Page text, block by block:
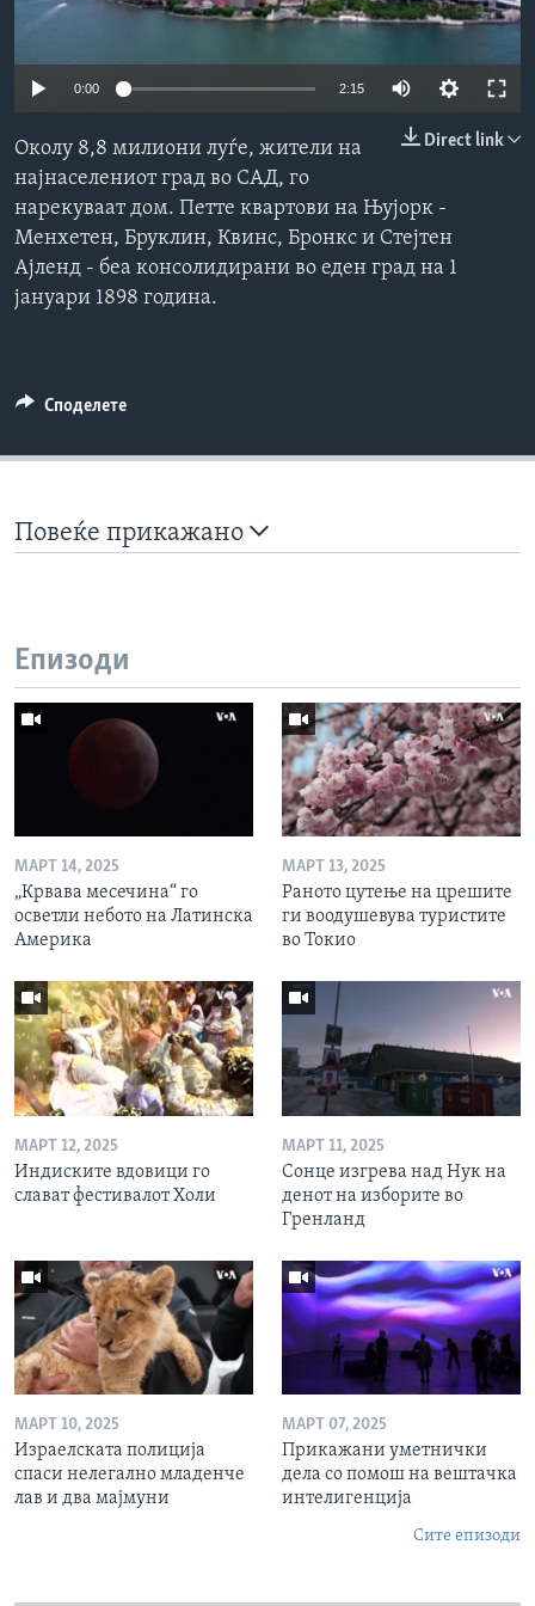
ИНТЕРВЈУА
0:00 2:15
Direct link
Околу 8,8 милиони луѓе, жители на
најнаселениот град во САД, го
нарекуваат дом. Петте квартови на Њујорк -
Менхетен, Бруклин, Квинс, Бронкс и Стејтен
Ајленд - беа консолидирани во еден град на 1
јануари 1898 година.
Споделете
Повеќе прикажано
Епизоди
МАРТ 14, 2025
„Крвава месечина“ го
осветли небото на Латинска
Америка
МАРТ 13, 2025
Раното цутење на црешите
ги воодушевува туристите
во Токио
МАРТ 12, 2025
Индиските вдовици го
слават фестивалот Холи
МАРТ 11, 2025
Сонце изгрева над Нук на
денот на изборите во
Гренланд
МАРТ 10, 2025
Израелската полиција
спаси нелегално младенче
лав и два мајмуни
МАРТ 07, 2025
Прикажани уметнички
дела со помош на вештачка
интелигенција
Сите епизоди